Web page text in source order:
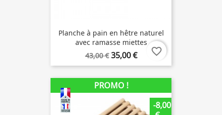
Planche à pain en hêtre naturel
avec ramasse miettes
43,00 € 35,00 € favorite_border
PROMO !
-8,00